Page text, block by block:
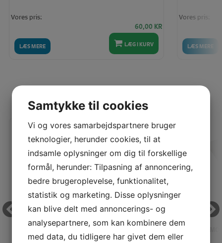
LÆS MERE
Vores pris:
60,00 KR
LÆG I KURV LÆS MERE
Vores pris:
SENEST SETE PRODUKTER
MONTERINGSPUDE 45X45 CM
Samtykke til cookies
Vi og vores samarbejdspartnere bruger
teknologier, herunder cookies, til at
indsamle oplysninger om dig til forskellige
formål, herunder: Tilpasning af annoncering,
bedre brugeroplevelse, funktionalitet,
statistik og marketing. Disse oplysninger
kan blive delt med annoncerings- og
analysepartnere, som kan kombinere dem
med data, du tidligere har givet dem eller